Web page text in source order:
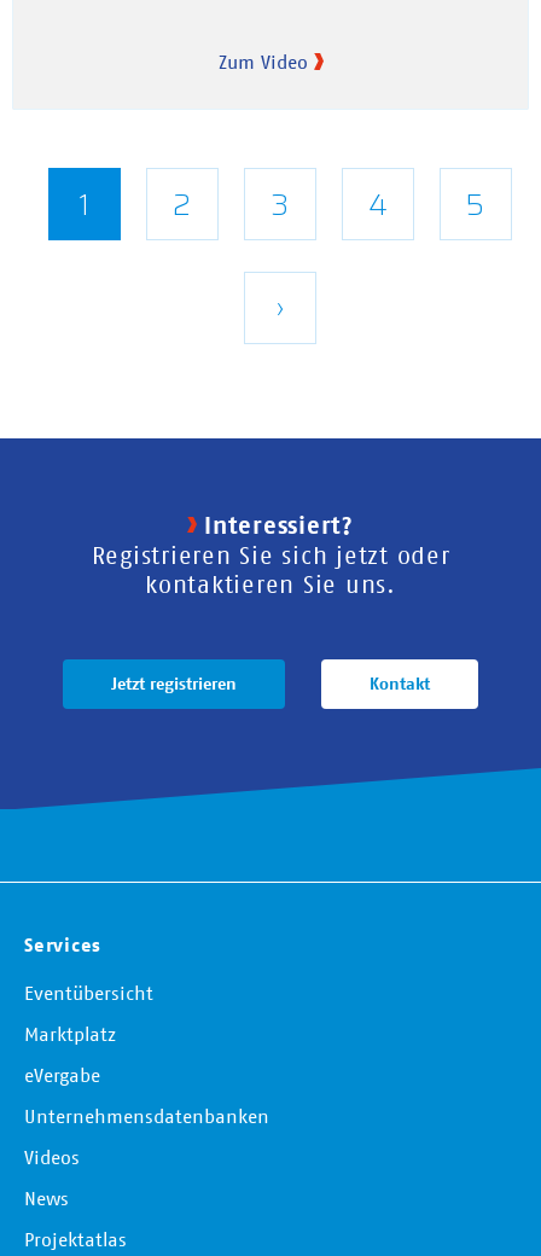
Zum Video
Seitennummerierung
Aktuelle
1 Seite
2 Seite
3 Seite
4 Seite
5
Nächste
›
Interessiert?
Registrieren Sie sich jetzt oder
kontaktieren Sie uns.
Jetzt registrieren Kontakt
Services
Eventübersicht
Marktplatz
eVergabe
Unternehmensdatenbanken
Videos
News
Projektatlas